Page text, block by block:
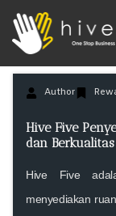
Author
Hive Five
dan Berkualitas
Hive Five
menyediakan